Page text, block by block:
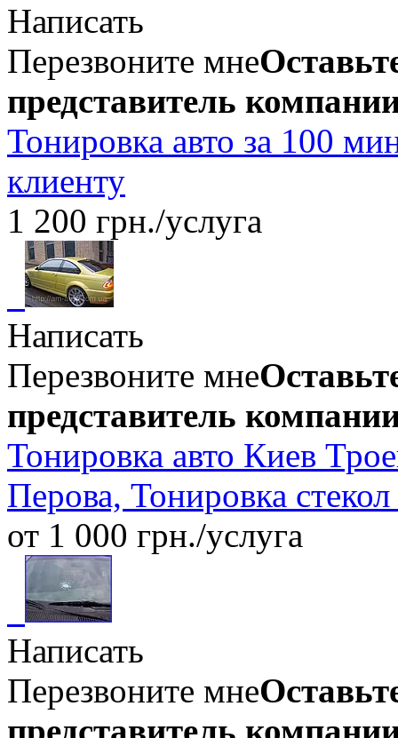
Написать
Перезвоните мне
представитель
Тонировка авто за 100
клиенту
1 200 грн./услуга
Написать
Перезвоните мне
представитель
Тонировка авто Киев
Перова, Тонировка стекол
от 1 000 грн./услуга
Написать
Перезвоните мне
представитель